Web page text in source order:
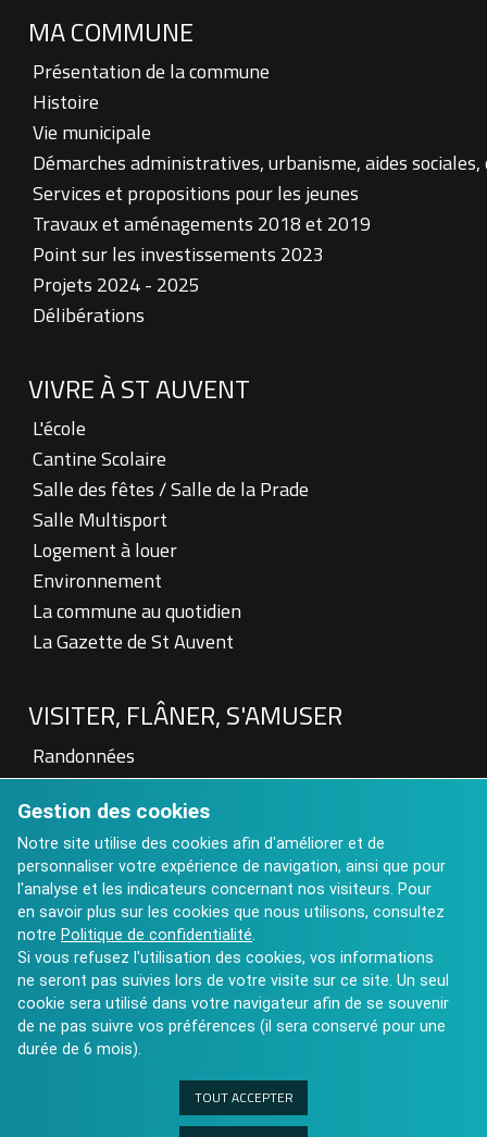
MA COMMUNE
Présentation de la commune
Histoire
Vie municipale
Démarches administratives, urbanisme, aides
Services et propositions pour les jeunes
Travaux et aménagements 2018 et 2019
Point sur les investissements 2023
Projets 2024 - 2025
Délibérations
VIVRE À ST AUVENT
L'école
Cantine Scolaire
Salle des fêtes / Salle de la Prade
Salle Multisport
Logement à louer
Environnement
La commune au quotidien
La Gazette de St Auvent
VISITER, FLÂNER, S'AMUSER
Randonnées
Patrimoine
Visite à la Ferme
Hébergements touristiques
Aires de pique nique
Art contemporain : Château de St Auvent
Calendrier des Manifestations 2025
Gestion des cookies
Notre site utilise des cookies afin d'améliorer et de
personnaliser votre expérience de navigation, ainsi que pour
l'analyse et les indicateurs concernant nos visiteurs. Pour
en savoir plus sur les cookies que nous utilisons, consultez
notre Politique de confidentialité.
Si vous refusez l'utilisation des cookies, vos informations
ne seront pas suivies lors de votre visite sur ce site. Un seul
cookie sera utilisé dans votre navigateur afin de se souvenir
de ne pas suivre vos préférences (il sera conservé pour une
durée de 6 mois).
TOUT ACCEPTER